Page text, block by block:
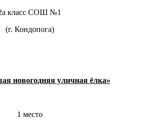
класс СОШ №1
(г. Кондопога)
новогодняя уличная ёлка»
1 место